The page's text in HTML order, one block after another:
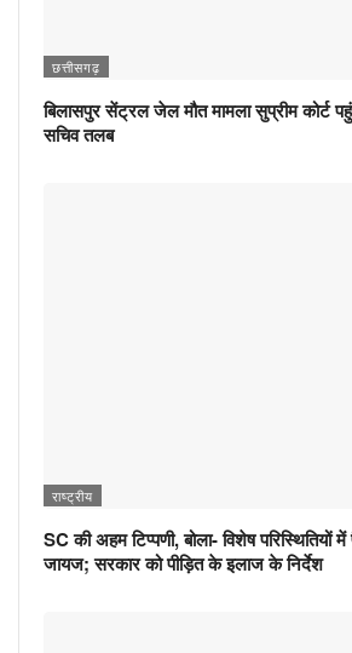
छत्तीसगढ़
बिलासपुर सेंट्रल जेल मौत मामला सुप्रीम कोर्ट
सचिव तलब
राष्ट्रीय
SC की अहम टिप्पणी, बोला- विशेष
जायज; सरकार को पीड़ित के इलाज के निर्देश